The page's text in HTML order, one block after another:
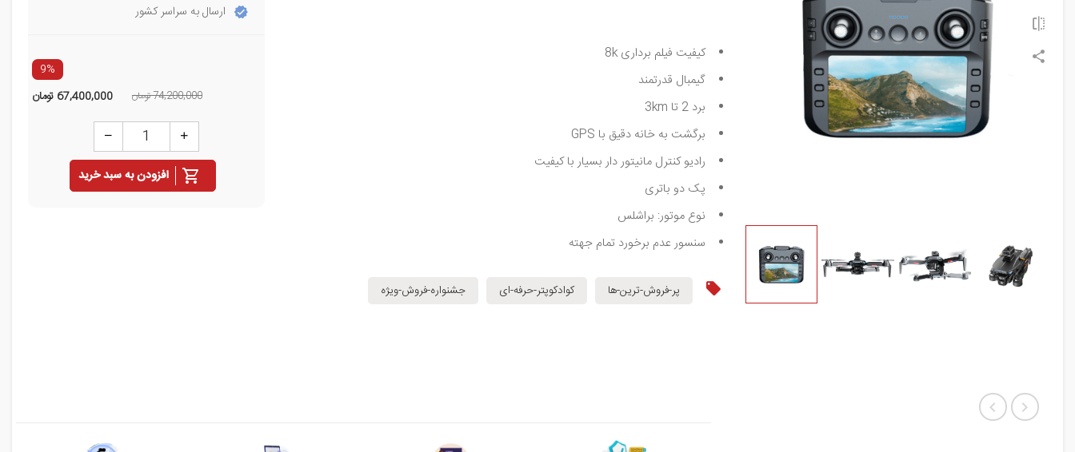
کیفیت فیلم برداری 8k
گیمبال قدرتمند
برد 2 تا 3km
برگشت به خانه دقیق با GPS
رادیو کنترل مانیتور دار بسیار با کیفیت
پک دو باتری
نوع موتور: براشلس
سنسور عدم برخورد تمام جهته
پر-فروش-ترین-ها کوادکوپتر-حرفه-ای جشنواره-فروش-ویژه
ارسال به سراسر کشور
9%
74,200,000 تومان 67,400,000 تومان
افزودن به سبد خرید